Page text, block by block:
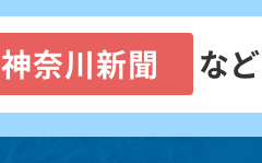
神奈川新聞 な